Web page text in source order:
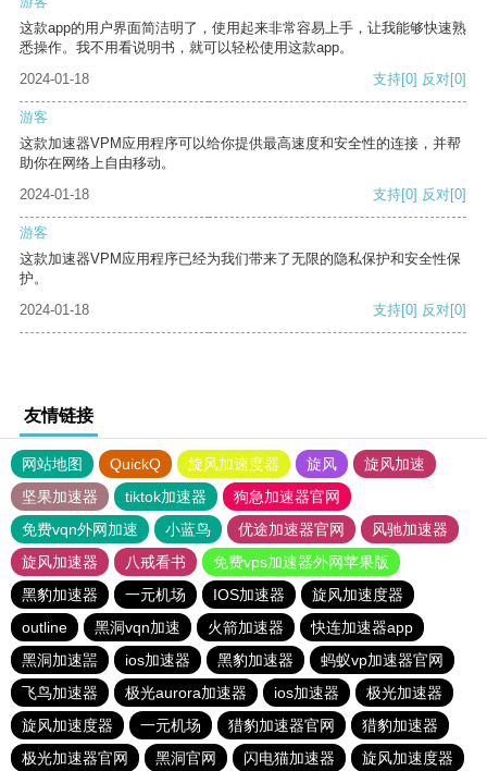
这款app的用户界面简洁明了，使用起来非常容易上手，让我能够快速熟
悉操作。我不用看说明书，就可以轻松使用这款app。
2024-01-18
支持[0] 反对[0]
游客
这款加速器VPM应用程序可以给你提供最高速度和安全性的连接，并帮
助你在网络上自由移动。
2024-01-18
支持[0] 反对[0]
游客
这款加速器VPM应用程序已经为我们带来了无限的隐私保护和安全性保
护。
2024-01-18
支持[0] 反对[0]
友情链接
网站地图 QuickQ 旋风加速度器 旋风
旋风加速
坚果加速器
tiktok加速器
狗急加速器官网
免费vqn外网加速
小蓝鸟 优途加速器官网
风驰加速器
旋风加速器
八戒看书
免费vps加速器外网苹果版
黑豹加速器
一元机场 IOS加速器
旋风加速度器
outline
黑洞vqn加速 火箭加速器
快连加速器app
黑洞加速噐
ios加速器 黑豹加速器
蚂蚁vp加速器官网
飞鸟加速器
极光aurora加速器 ios加速器
极光加速器
旋风加速度器
一元机场 猎豹加速器官网
猎豹加速器
极光加速器官网
黑洞官网 闪电猫加速器 旋风加速度器